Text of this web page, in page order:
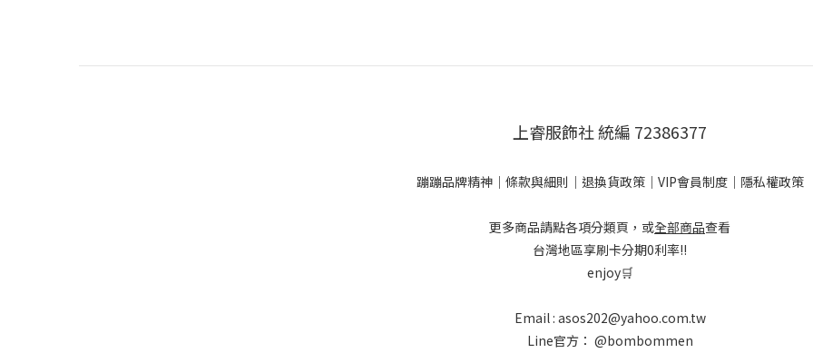
上睿服飾社 統編 72386377
蹦蹦品牌精神｜ 條款與細則 ｜ 退換貨政策｜ VIP會員制度｜ 隱私權政策
更多商品請點各項分類頁，或全部商品查看
台灣地區享刷卡分期0利率!!
enjoy🛒
Email : asos202@yahoo.com.tw
Line官方： @bombommen